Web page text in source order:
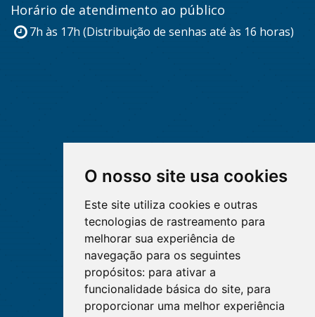
O nosso site usa cookies
Este site utiliza cookies e outras
tecnologias de rastreamento para
melhorar sua experiência de
navegação para os seguintes
propósitos: para ativar a
funcionalidade básica do site, para
proporcionar uma melhor experiência
Horário de atendimento ao público
7h às 17h (Distribuição de senhas até às 16 horas)